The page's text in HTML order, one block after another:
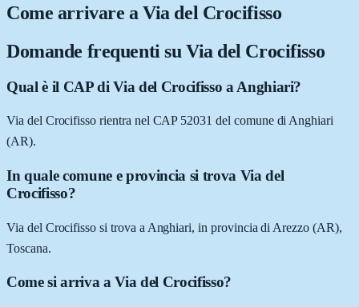
Come arrivare aVia del Crocifisso
Domande frequenti su Via del Crocifisso
Qual è il CAP di Via del Crocifisso a Anghiari?
Via del Crocifisso rientra nel CAP 52031 del comune di Anghiari
(AR).
In quale comune e provincia si trova Via del
Crocifisso?
Via del Crocifisso si trova a Anghiari, in provincia di Arezzo (AR),
Toscana.
Come si arriva a Via del Crocifisso?